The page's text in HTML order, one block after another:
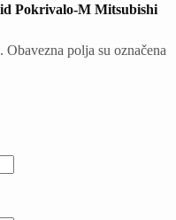
Pokrivalo-M Mitsubishi
Obavezna polja su označena